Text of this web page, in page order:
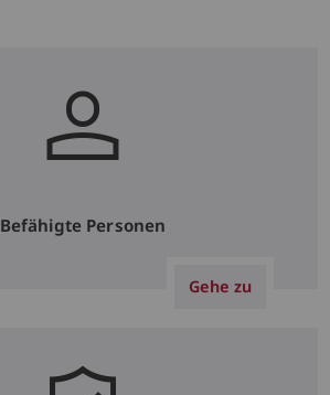
Befähigte Personen
Gehe zu